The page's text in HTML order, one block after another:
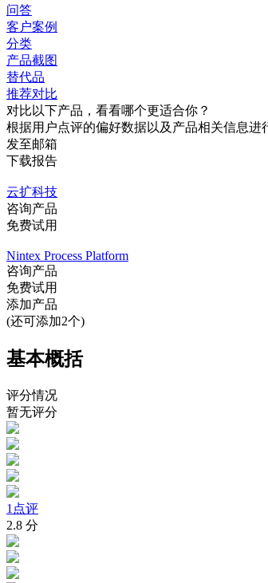
问答
客户案例
分类
产品截图
替代品
推荐对比
对比以下产品，看看哪个更适合你？
根据用户点评的偏好数据以及产品相关信息进
发至邮箱
下载报告
云扩科技
咨询产品
免费试用
Nintex Process Platform
咨询产品
免费试用
添加产品
(还可添加2个)
基本概括
评分情况
暂无评分
1点评
2.8 分